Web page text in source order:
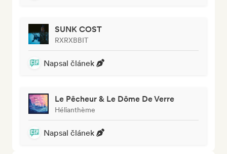
SUNK COST
RXRXBBIT
Napsal článek
Le Pêcheur & Le Dôme De Verre
Hélianthème
Napsal článek